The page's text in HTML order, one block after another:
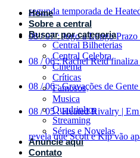
segunda temporada de
08 / 07 : Jogo a Longo
08 / 06 : Rachel Reid
08 / 06 : Gravações de
08 / 05 : Heated Rivalry |
revela que Scott e Kip vão
Home
Sobre a central
Buscar por categoria
Central Bilheterias
Central Celebra
Cinema
Críticas
Famosos
Musica
Quadrinhos
Streaming
Séries e Novelas
Anuncie aqui
Contato